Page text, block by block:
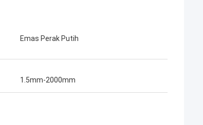
Emas Perak Putih
1.5mm-2000mm